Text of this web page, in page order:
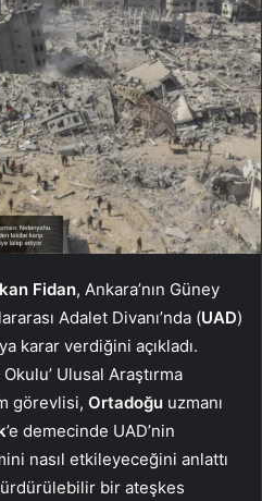
Fidan, Ankara’nın Güney
Adalet Divanı’nda (UAD)
karar verdiğini açıkladı.
Okulu’ Ulusal Araştırma
görevlisi, Ortadoğu uzmanı
’e demecinde UAD’nin
nasıl etkileyeceğini anlattı
bir ateşkes